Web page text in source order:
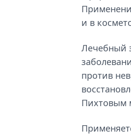
и в
Лечебный
против
Пихтовым